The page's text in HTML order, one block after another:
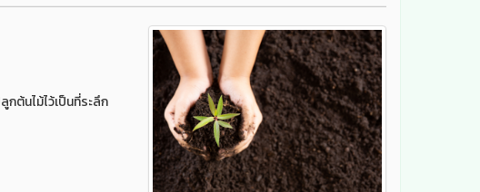
ต้นไม้ไว้เป็นที่ระลึก